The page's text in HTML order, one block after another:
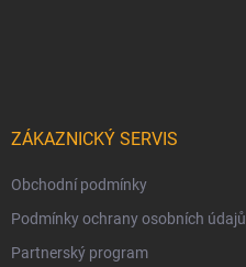
ZÁKAZNICKÝ SERVIS
Obchodní podmínky
Podmínky ochrany osobních údajů
Partnerský program